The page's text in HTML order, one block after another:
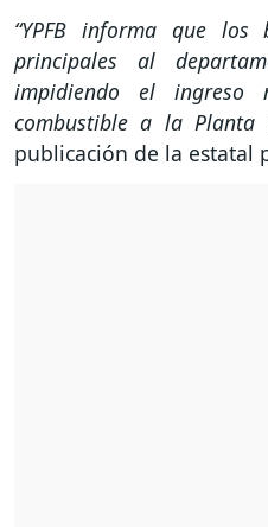
“YPFB informa que los
principales al
impidiendo el ingreso
combustible a la Planta
publicación de la estatal